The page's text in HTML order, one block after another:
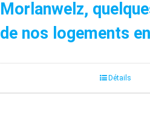
Morlanwelz,
de nos logements
Détails